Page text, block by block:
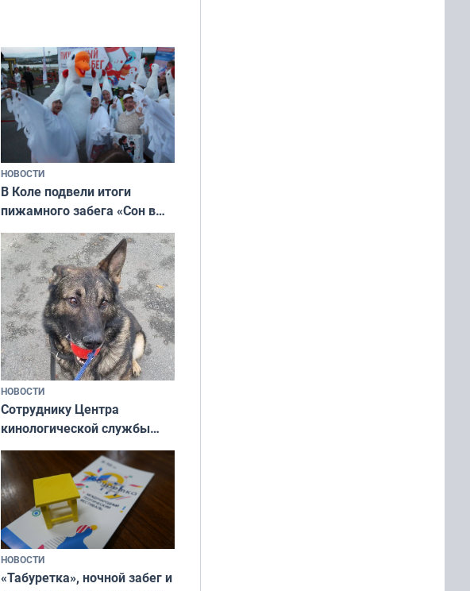
питомцу всё сразу и без
криков
НОВОСТИ
В Коле подвели итоги
пижамного забега «Сон в
Олимпийскую ночь»
НОВОСТИ
Сотруднику Центра
кинологической службы
ищут новый дом
НОВОСТИ
«Табуретка», ночной забег и